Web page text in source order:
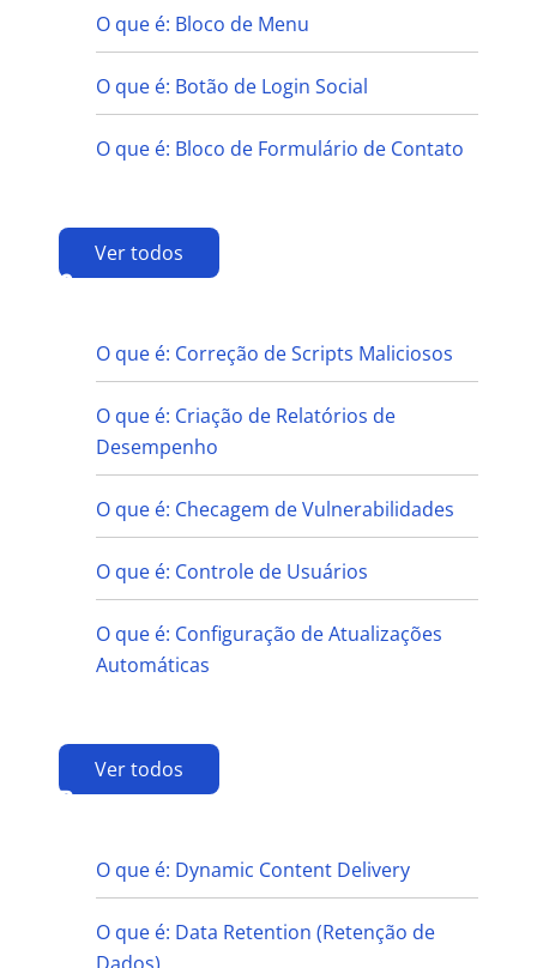
O que é: Bloco de Menu
O que é: Botão de Login Social
O que é: Bloco de Formulário de Contato
Ver todos
C
O que é: Correção de Scripts Maliciosos
O que é: Criação de Relatórios de
Desempenho
O que é: Checagem de Vulnerabilidades
O que é: Controle de Usuários
O que é: Configuração de Atualizações
Automáticas
Ver todos
D
O que é: Dynamic Content Delivery
O que é: Data Retention (Retenção de
Dados)